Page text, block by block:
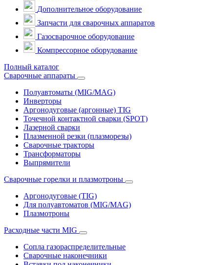
Дополнительное оборудование
Запчасти для сварочных аппаратов
Газосварочное оборудование
Компрессорное оборудование
Полный каталог
Сварочные аппараты
Полуавтоматы (MIG/MAG)
Инверторы
Аргонодуговые (аргонные) TIG
Точечной контактной сварки (SPOT)
Лазерной сварки
Плазменной резки (плазморезы)
Сварочные тракторы
Трансформаторы
Выпрямители
Cварочные горелки и плазмотроны
Аргонодуговые (TIG)
Для полуавтоматов (MIG/MAG)
Плазмотроны
Расходные части MIG
Сопла газораспределительные
Сварочные наконечники